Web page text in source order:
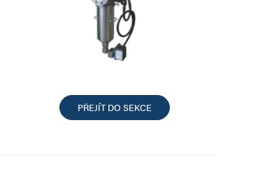
PŘEJÍT DO SEKCE